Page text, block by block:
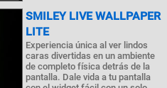
SMILEY LIVE WALLPAPER
LITE
Experiencia única al ver lindos
caras divertidas en un ambiente
de completo física detrás de la
pantalla. Dale vida a tu pantalla